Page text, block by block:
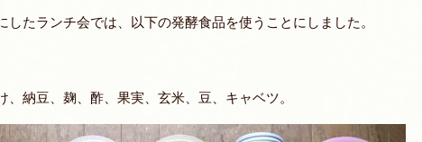
したランチ会では、以下の発酵食品を使うことにしました。
、納豆、麹、酢、果実、玄米、豆、キャベツ。